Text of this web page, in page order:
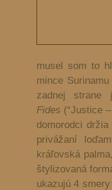
musel som to
mince
zadnej strane
Fides (“Justice
domorodci
privážaní
kráľovská
štylizovaná
ukazujú 4